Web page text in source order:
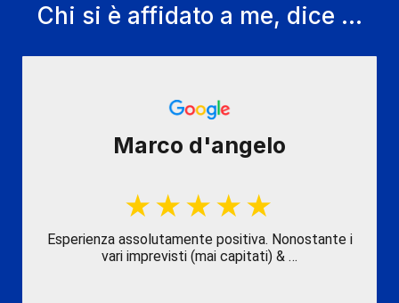
Chi si è affidato a me, dice ...
Marco d'angelo
Esperienza assolutamente positiva. Nonostante i
vari imprevisti (mai capitati) & …